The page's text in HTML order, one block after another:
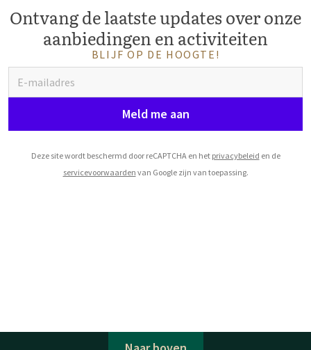
Ontvang de laatste updates over onze
aanbiedingen en activiteiten
BLIJF OP DE HOOGTE!
Meld me aan
Deze site wordt beschermd door reCAPTCHA en het privacybeleid en de
servicevoorwaarden van Google zijn van toepassing.